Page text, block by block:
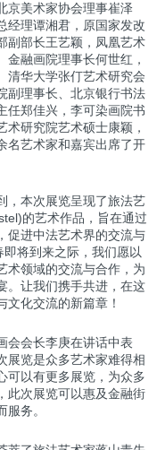
京美术家协会理事崔泽
经理谭湘君，原国家发改
副部长王艺颖，凤凰艺术
融画院理事长何世红，
清华大学张仃艺术研究会
副理事长、北京银行书法
任郑佳兴， 李可染画院书
研究院艺术硕士康颖，
名艺术家和嘉宾出席了开
，本次展览呈现了旅法艺
的艺术作品，旨在通过
促进中法艺术界的交流与
将到来之际，我们愿以
术领域的交流与合作，为
。让我们携手共进，在这
文化交流的新篇章！
会会长李庚在讲话中表
展览是众多艺术家难得相
可以有更多展览，为众多
此次展览可以惠及金融街
务。